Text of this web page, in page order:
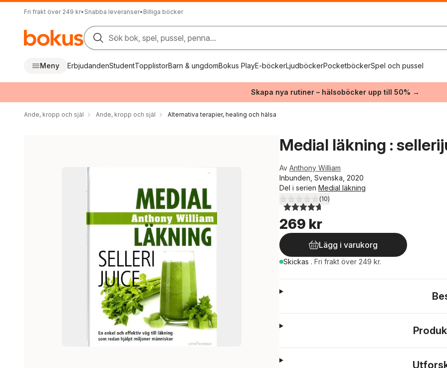
Fri frakt över 249 kr• Snabba leveranser• Billiga böcker
Sök bok, spel, pussel, penna...
Meny ErbjudandenStudentTopplistorBarn & ungdomBokus PlayE-böckerLjudböckerPocketböckerSpel och pussel
Skapa nya rutiner – hälsoböcker upp till 50% →
Ande, kropp och själ Ande, kropp och själ Alternativa terapier, healing och hälsa
Medial läkning :
Av Anthony William
Inbunden, Svenska, 2020
Del i serien Medial läkning
4,7utav 5 stjärnor. Totalt antal röster:
(10)
269 kr
Lägg i varukorg
Skickas . Fri frakt över 249 kr.